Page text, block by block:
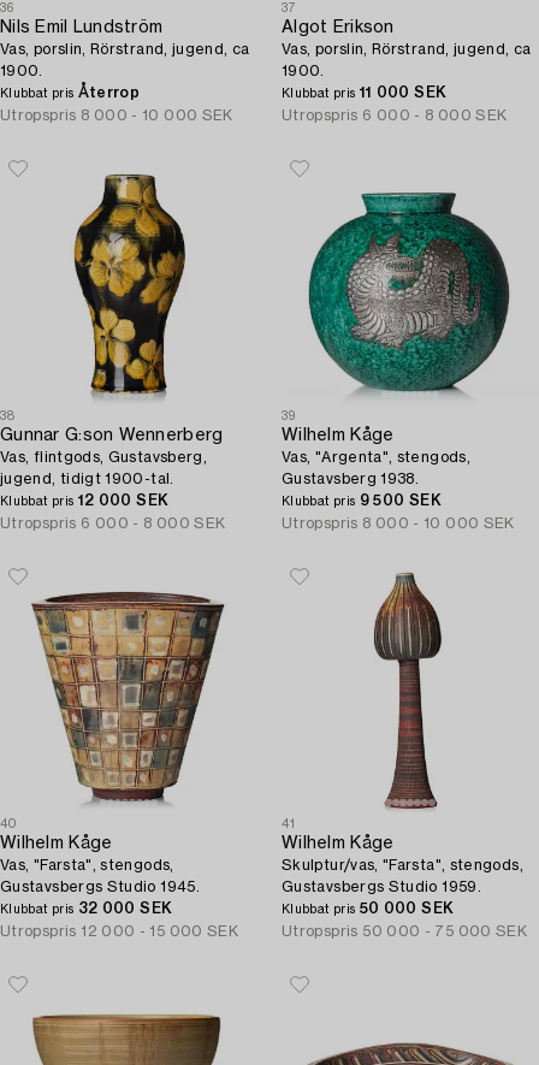
36
Nils Emil Lundström
Vas, porslin, Rörstrand, jugend, ca
1900.
Klubbat pris Återrop
Utropspris 8 000 - 10 000 SEK
37
Algot Erikson
Vas, porslin, Rörstrand, jugend, ca
1900.
Klubbat pris 11 000 SEK
Utropspris 6 000 - 8 000 SEK
38
Gunnar G:son Wennerberg
Vas, flintgods, Gustavsberg,
jugend, tidigt 1900-tal.
Klubbat pris 12 000 SEK
Utropspris 6 000 - 8 000 SEK
39
Wilhelm Kåge
Vas, "Argenta", stengods,
Gustavsberg 1938.
Klubbat pris 9 500 SEK
Utropspris 8 000 - 10 000 SEK
40
Wilhelm Kåge
Vas, "Farsta", stengods,
Gustavsbergs Studio 1945.
Klubbat pris 32 000 SEK
Utropspris 12 000 - 15 000 SEK
41
Wilhelm Kåge
Skulptur/vas, "Farsta", stengods,
Gustavsbergs Studio 1959.
Klubbat pris 50 000 SEK
Utropspris 50 000 - 75 000 SEK